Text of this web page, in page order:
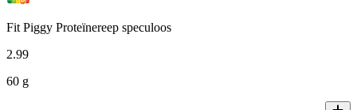
Fit Piggy Proteïnereep speculoos
2.99
60 g